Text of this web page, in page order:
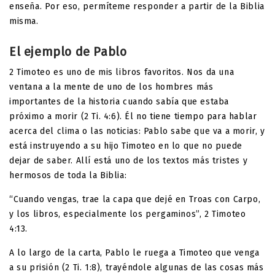
enseña. Por eso, permíteme responder a partir de la Biblia
misma.
El ejemplo de Pablo
2 Timoteo es uno de mis libros favoritos. Nos da una
ventana a la mente de uno de los hombres más
importantes de la historia cuando sabía que estaba
próximo a morir (2 Ti. 4:6). Él no tiene tiempo para hablar
acerca del clima o las noticias: Pablo sabe que va a morir, y
está instruyendo a su hijo Timoteo en lo que no puede
dejar de saber. Allí está uno de los textos más tristes y
hermosos de toda la Biblia:
“Cuando vengas, trae la capa que dejé en Troas con Carpo,
y los libros, especialmente los pergaminos”, 2 Timoteo
4:13.
A lo largo de la carta, Pablo le ruega a Timoteo que venga
a su prisión (2 Ti. 1:8), trayéndole algunas de las cosas más